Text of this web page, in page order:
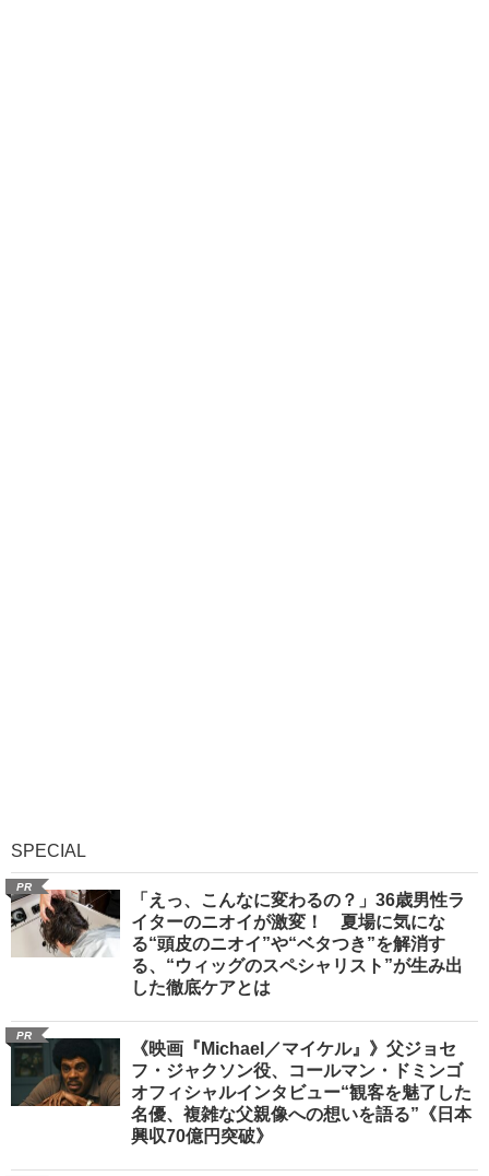
SPECIAL
PR
「えっ、こんなに変わるの？」36歳男性ラ
イターのニオイが激変！ 夏場に気にな
る“頭皮のニオイ”や“ベタつき”を解消す
る、“ウィッグのスペシャリスト”が生み出
した徹底ケアとは
PR
《映画『Michael／マイケル』》父ジョセ
フ・ジャクソン役、コールマン・ドミンゴ
オフィシャルインタビュー“観客を魅了した
名優、複雑な父親像への想いを語る”《日本
興収70億円突破》